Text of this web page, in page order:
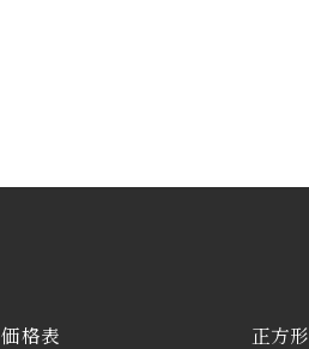
価格表
正方形